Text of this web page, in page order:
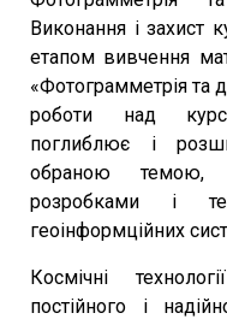
Виконання і захист
етапом вивчення
«Фотограмметрія та
роботи над
поглиблює і
обраною темою,
розробками і
геоінформційних
Космічні
постійного і